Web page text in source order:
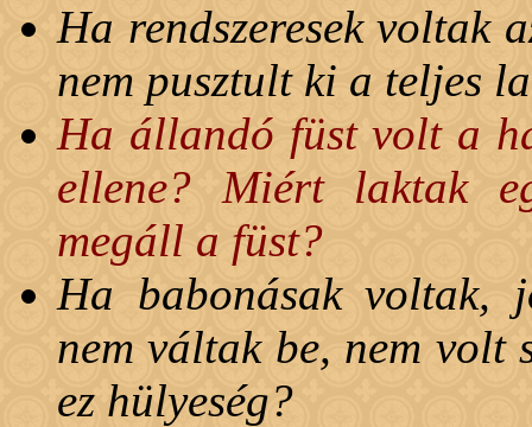
Ha rendszeresek voltak
nem pusztult ki a teljes
Ha állandó füst volt a
ellene? Miért laktak
megáll a füst?
Ha babonásak voltak,
nem váltak be, nem volt
ez hülyeség?